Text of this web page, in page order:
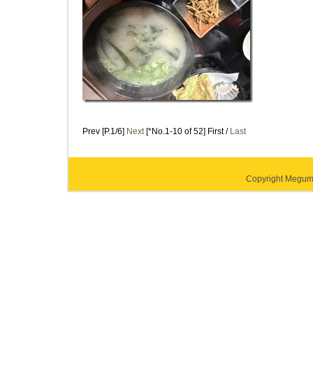
Prev [P.1/6] Next[*No.1-10 of 52] First / Last
Copyright